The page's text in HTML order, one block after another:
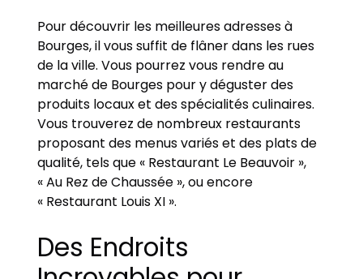
Pour découvrir les meilleures adresses à
Bourges, il vous suffit de flâner dans les rues
de la ville. Vous pourrez vous rendre au
marché de Bourges pour y déguster des
produits locaux et des spécialités culinaires.
Vous trouverez de nombreux restaurants
proposant des menus variés et des plats de
qualité, tels que « Restaurant Le Beauvoir »,
« Au Rez de Chaussée », ou encore
« Restaurant Louis XI ».
Des Endroits